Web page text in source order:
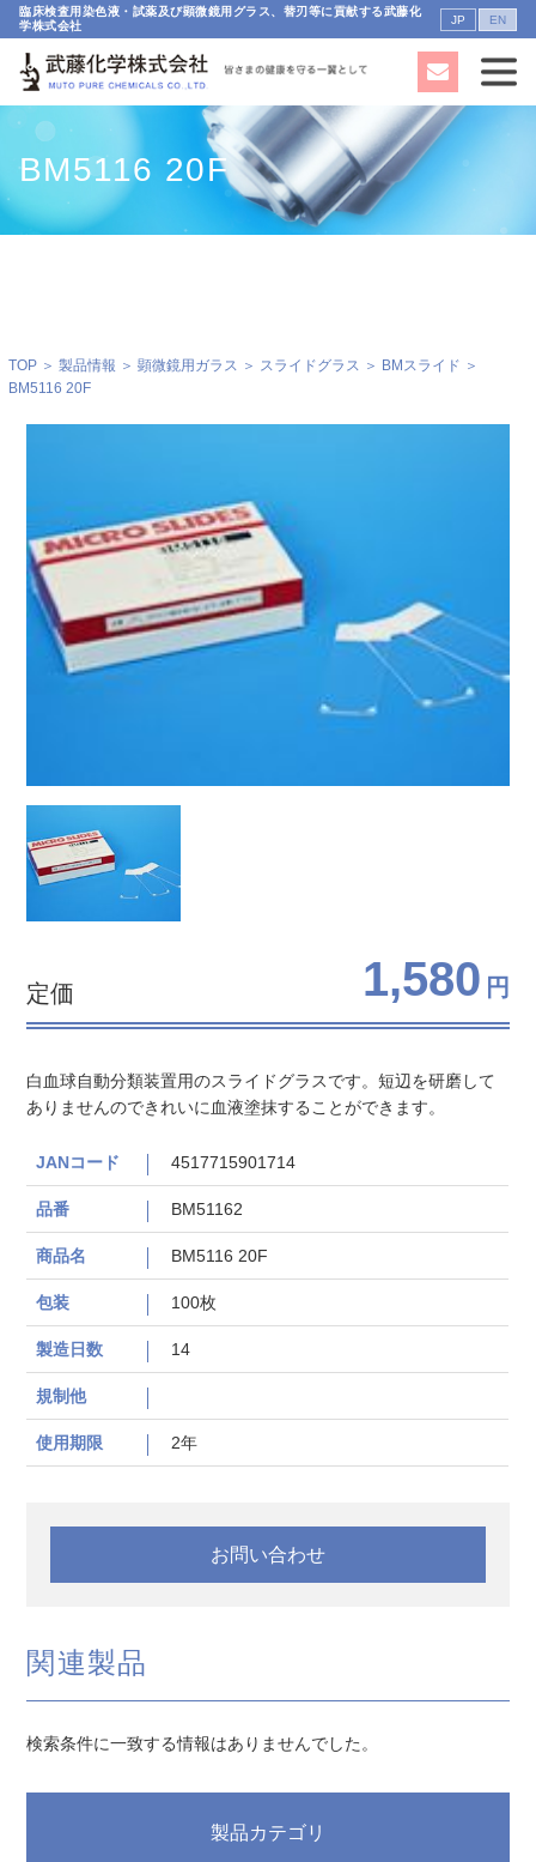
臨床検査用染色液・試薬及び顕微鏡用グラス、替刃等に貢献する武藤化
学株式会社
JP EN
BM5116 20F
TOP＞ 製品情報 ＞ 顕微鏡用ガラス ＞ スライドグラス ＞ BMスライド ＞
BM5116 20F
定価 1,580 円
白血球自動分類装置用のスライドグラスです。短辺を研磨して
ありませんのできれいに血液塗抹することができます。
JANコード 4517715901714
品番 BM51162
商品名 BM5116 20F
包装 100枚
製造日数 14
規制他
使用期限 2年
お問い合わせ
関連製品
検索条件に一致する情報はありませんでした。
製品カテゴリ